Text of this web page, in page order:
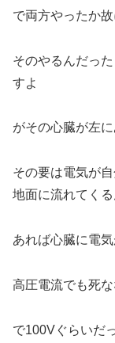
で両方やったか
そのやるんだっ
すよ
がその心臓が左
その要は電気が
地面に流れてく
あれば心臓に電
高圧電流でも死
で100Vぐらいだ